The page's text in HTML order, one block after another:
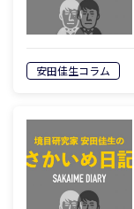
安田佳生コラム